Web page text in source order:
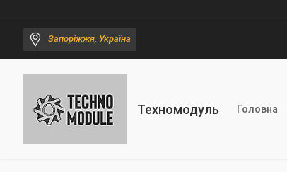
Запоріжжя, Україна
Техномодуль Головна